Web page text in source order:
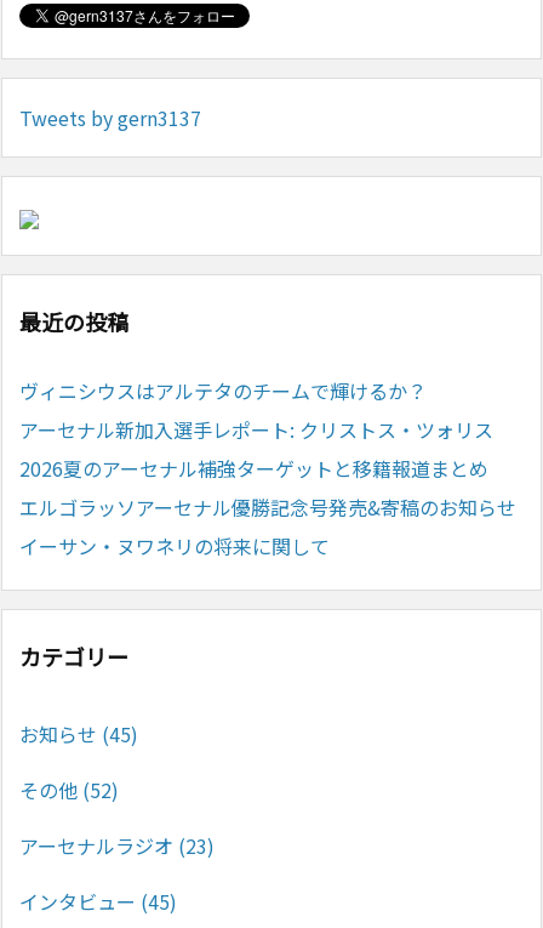
Tweets by gern3137
最近の投稿
ヴィニシウスはアルテタのチームで輝けるか？
アーセナル新加入選手レポート: クリストス・ツォリス
2026夏のアーセナル補強ターゲットと移籍報道まとめ
エルゴラッソアーセナル優勝記念号発売&寄稿のお知らせ
イーサン・ヌワネリの将来に関して
カテゴリー
お知らせ (45)
その他 (52)
アーセナルラジオ (23)
インタビュー (45)